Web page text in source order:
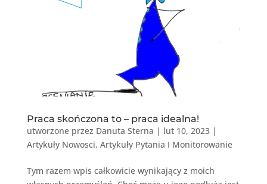
Praca skończona to – praca idealna!
utworzone przez Danuta Sterna | lut 10, 2023|
Artykuły Nowosci, Artykuły Pytania I Monitorowanie
Tym razem wpis całkowicie wynikający z moich